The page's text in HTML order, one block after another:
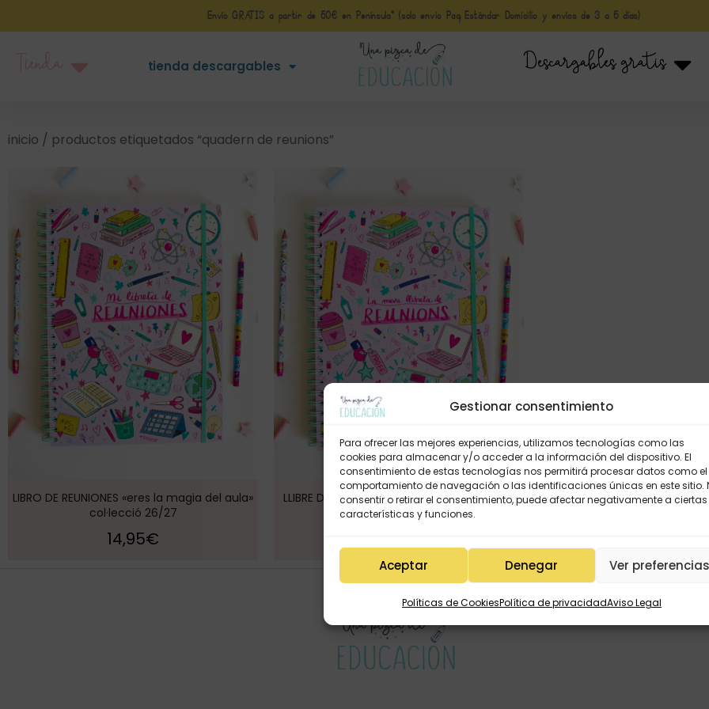
Gestionar consentimiento
Para ofrecer las mejores experiencias, utilizamos tecnologías como las
cookies para almacenar y/o acceder a la información del dispositivo. El
consentimiento de estas tecnologías nos permitirá procesar datos como el
comportamiento de navegación o las identificaciones únicas en este sitio.
consentir o retirar el consentimiento, puede afectar negativamente a ciertas
características y funciones.
Aceptar Denegar Ver
Políticas de CookiesPolítica de privacidadAviso Legal
Envío GRATIS a partir de 50€ en Península* (solo envio Paq Estándar Domicilio y envíos de 3 a 5 días)
tienda descargables Descargables gratis
inicio / productos etiquetados “quadern de reunions”
LIBRO DE REUNIONES «eres la magia del aula»
col·lecció 26/27
14,95€
LLIBRE DE REUNIONS «ets la màgia de l’aula»
col·lecció 26/27